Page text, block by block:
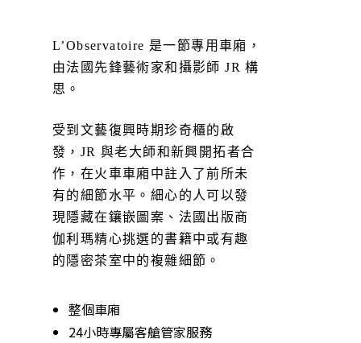
L’Observatoire 是一節專用車廂，
由法國先鋒藝術家和攝影師 JR 構
思。
受到文藝復興時期珍奇櫃的啟
發，JR 與老大師和新興開拓者合
作，在火車車廂中註入了前所未
有的細節水平。細心的人可以發
現隱藏在鑲嵌圖案、法國出版商
伽利瑪精心挑選的書籍中或有趣
的隱密茶室中的複雜細節。
整個車廂
24小時專屬客艙管家服務